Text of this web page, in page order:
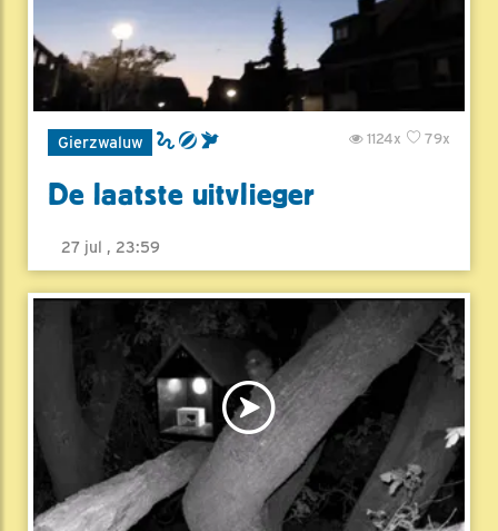
Gierzwaluw 79x
1124x
De laatste uitvlieger
27 jul , 23:59